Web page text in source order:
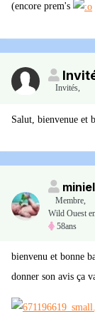
(encore prem's
Invités,
Salut, bienvenue et
Membre,
Wild Ouest
58ans
bienvenu et bonne
donner son avis ça